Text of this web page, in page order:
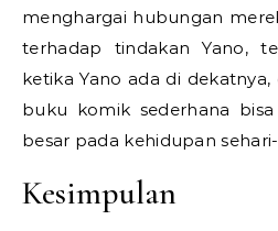
menghargai hubungan
terhadap tindakan Yano,
ketika Yano ada di
buku komik sederhana
besar pada kehidupan
Kesimpulan